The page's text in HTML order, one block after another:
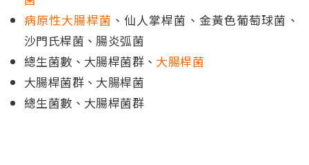
病原性大腸桿菌 、仙人掌桿菌、金黃色葡萄球菌、
沙門氏桿菌、腸炎弧菌
總生菌數、大腸桿菌群、 大腸桿菌
大腸桿菌群、大腸桿菌
總生菌數、大腸桿菌群